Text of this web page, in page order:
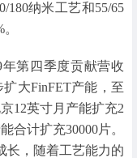
180纳米工艺和55/65
年第四季度贡献营收
大FinFET产能，至
12英寸月产能扩充2
合计扩充30000片。
长，随着工艺能力的